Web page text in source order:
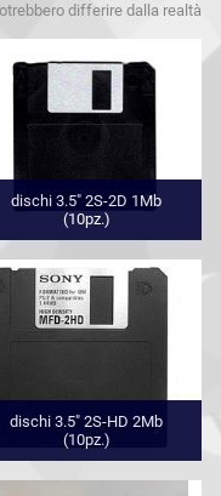
differire dalla realtà
dischi 3.5" 2S-2D 1Mb
(10pz.)
dischi 3.5" 2S-HD 2Mb
(10pz.)